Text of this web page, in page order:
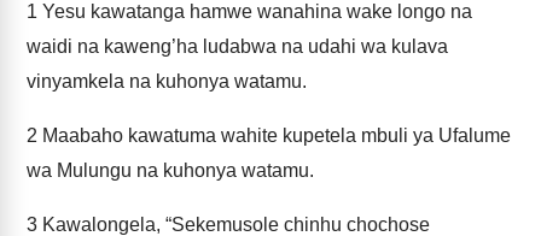
1 Yesu kawatanga hamwe wanahina wake longo na
waidi na kaweng’ha ludabwa na udahi wa kulava
vinyamkela na kuhonya watamu.
2 Maabaho kawatuma wahite kupetela mbuli ya Ufalume
wa Mulungu na kuhonya watamu.
3 Kawalongela, “Sekemusole chinhu chochose